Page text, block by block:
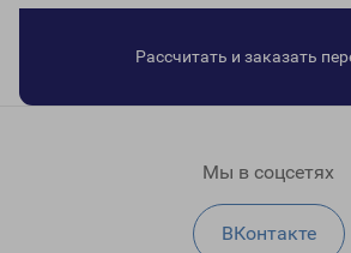
Рассчитать и заказать
Мы в соцсетях
ВКонтакте